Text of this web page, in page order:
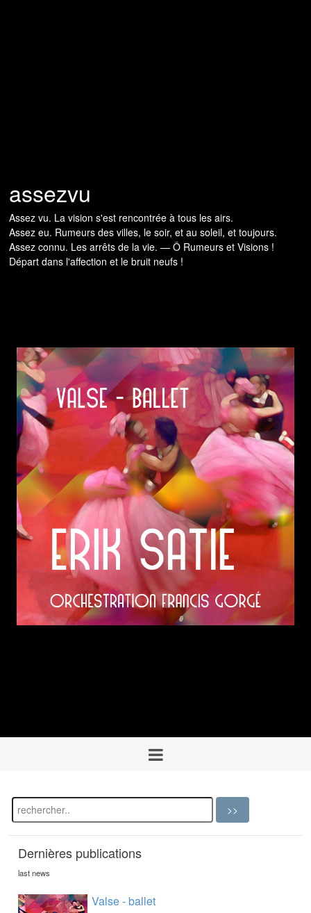
assezvu
Assez vu. La vision s'est rencontrée à tous les airs.
Assez eu. Rumeurs des villes, le soir, et au soleil, et toujours.
Assez connu. Les arrêts de la vie. — Ô Rumeurs et Visions !
Départ dans l'affection et le bruit neufs !
Dernières publications
last news
Valse - ballet